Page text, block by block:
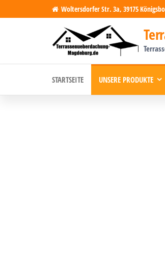
Woltersdorfer Str. 3a, 39175
STARTSEITE UNSERE PRODUKTE